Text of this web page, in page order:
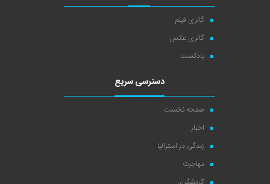
گالری فیلم
گالری عکس
پادکست
دسترسی سریع
صفحه نخست
اخبار
زندگی در استرالیا
مهاجرت